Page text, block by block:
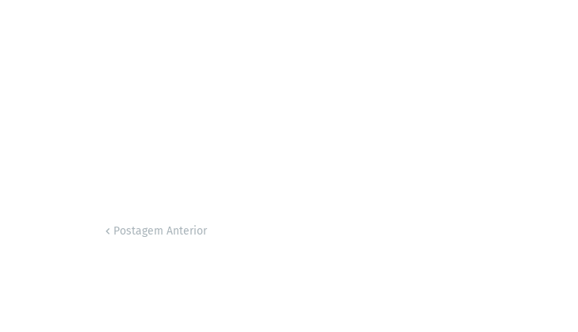
Postagem Anterior